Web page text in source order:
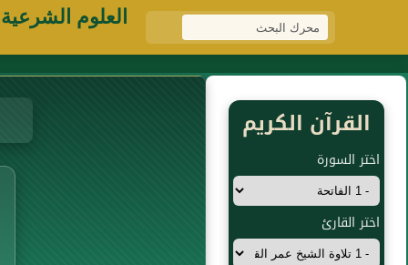
العلوم الشرعية
القرآن الكريم
اختر السورة
اختر القارئ